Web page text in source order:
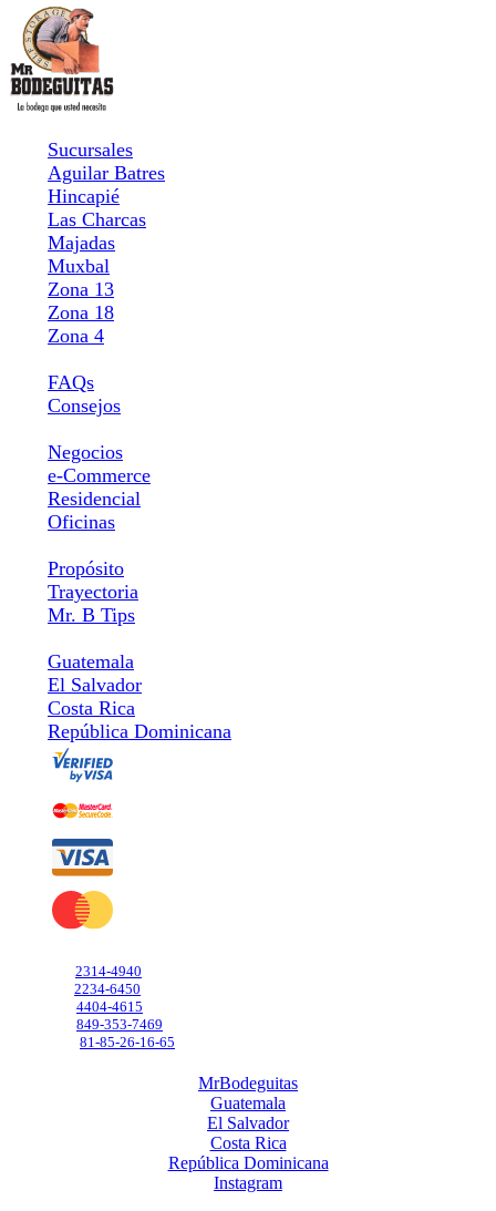
Sucursales
Aguilar Batres
Hincapié
Las Charcas
Majadas
Muxbal
Zona 13
Zona 18
Zona 4
FAQs
Consejos
Negocios
e-Commerce
Residencial
Oficinas
Propósito
Trayectoria
Mr. B Tips
Guatemala
El Salvador
Costa Rica
República Dominicana
2314-4940
2234-6450
4404-4615
849-353-7469
81-85-26-16-65
MrBodeguitas
Guatemala
El Salvador
Costa Rica
República Dominicana
Instagram